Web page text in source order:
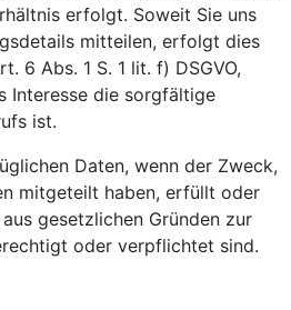
erfolgt. Soweit Sie uns
mitteilen, erfolgt dies
6 Abs. 1 S. 1 lit. f) DSGVO,
Interesse die sorgfältige
ist.
Daten, wenn der Zweck,
mitgeteilt haben, erfüllt oder
gesetzlichen Gründen zur
oder verpflichtet sind.